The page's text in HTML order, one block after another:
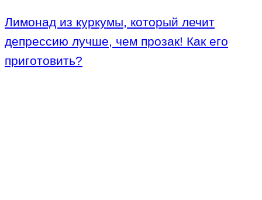
Лимонад из куркумы, который лечит
депрессию лучше, чем прозак! Как его
приготовить?